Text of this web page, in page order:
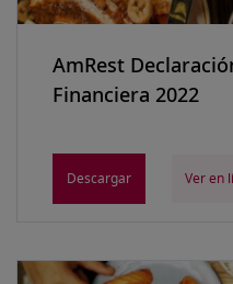
AmRest
Financiera 2022
Descargar Ver en